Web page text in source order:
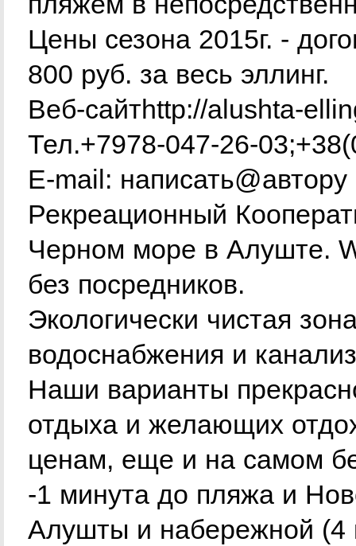
Цены сезона 2015г. -
800 руб. за весь эллинг.
Веб-сайтhttp://alushta-
Тел.+7978-047-26-
E-mail: написать@автору
Рекреационный
Черном море в Алуште.
без посредников.
Экологически чистая
водоснабжения и
Наши варианты
отдыха и желающих
ценам, еще и на самом
-1 минута до пляжа и
Алушты и набережной (4